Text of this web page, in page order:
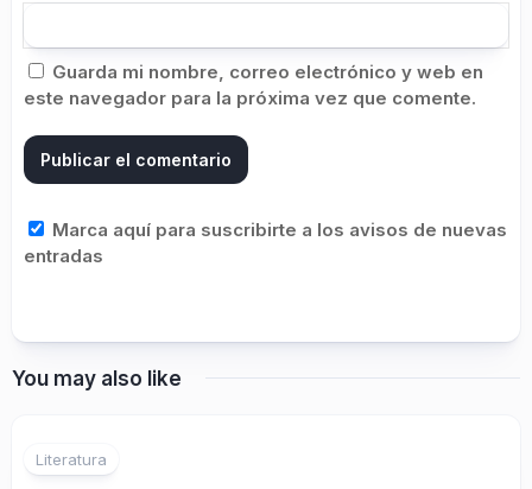
Guarda mi nombre, correo electrónico y web en
este navegador para la próxima vez que comente.
Marca aquí para suscribirte a los avisos de nuevas
entradas
You may also like
Literatura